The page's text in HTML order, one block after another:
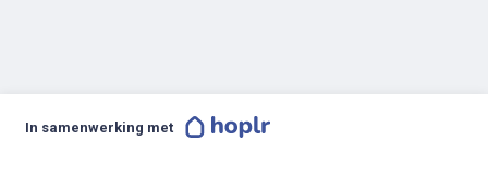
In samenwerking met